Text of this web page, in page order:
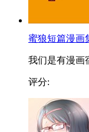
蜜狼短篇漫画
我们是有漫画
评分: